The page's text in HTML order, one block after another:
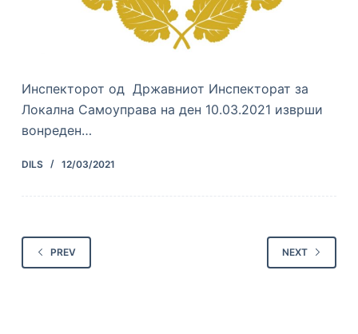
Инспекторот од Државниот Инспекторат за
Локална Самоуправа на ден 10.03.2021 изврши
вонреден…
DILS 12/03/2021
PREV NEXT